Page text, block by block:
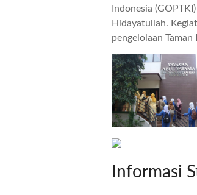
Indonesia
Hidayatullah.
pengelolaan
Informasi